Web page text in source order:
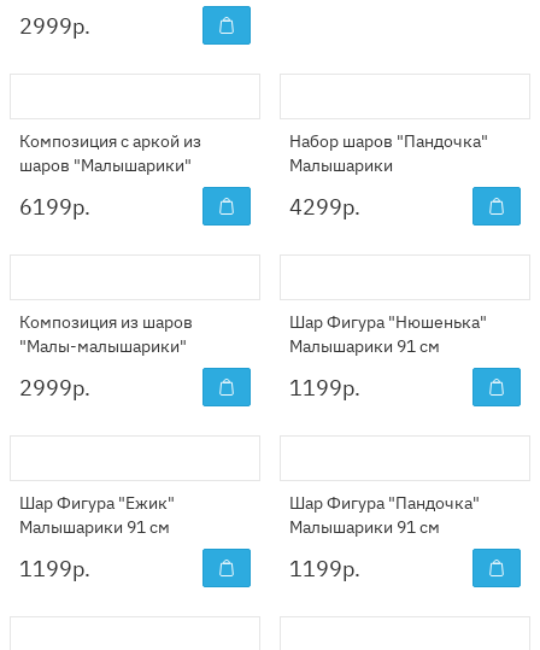
2999р.
Композиция с аркой из
шаров "Малышарики"
6199р.
Набор шаров "Пандочка"
Малышарики
4299р.
Композиция из шаров
"Малы-малышарики"
2999р.
Шар Фигура "Нюшенька"
Малышарики 91 см
1199р.
Шар Фигура "Ежик"
Малышарики 91 см
1199р.
Шар Фигура "Пандочка"
Малышарики 91 см
1199р.